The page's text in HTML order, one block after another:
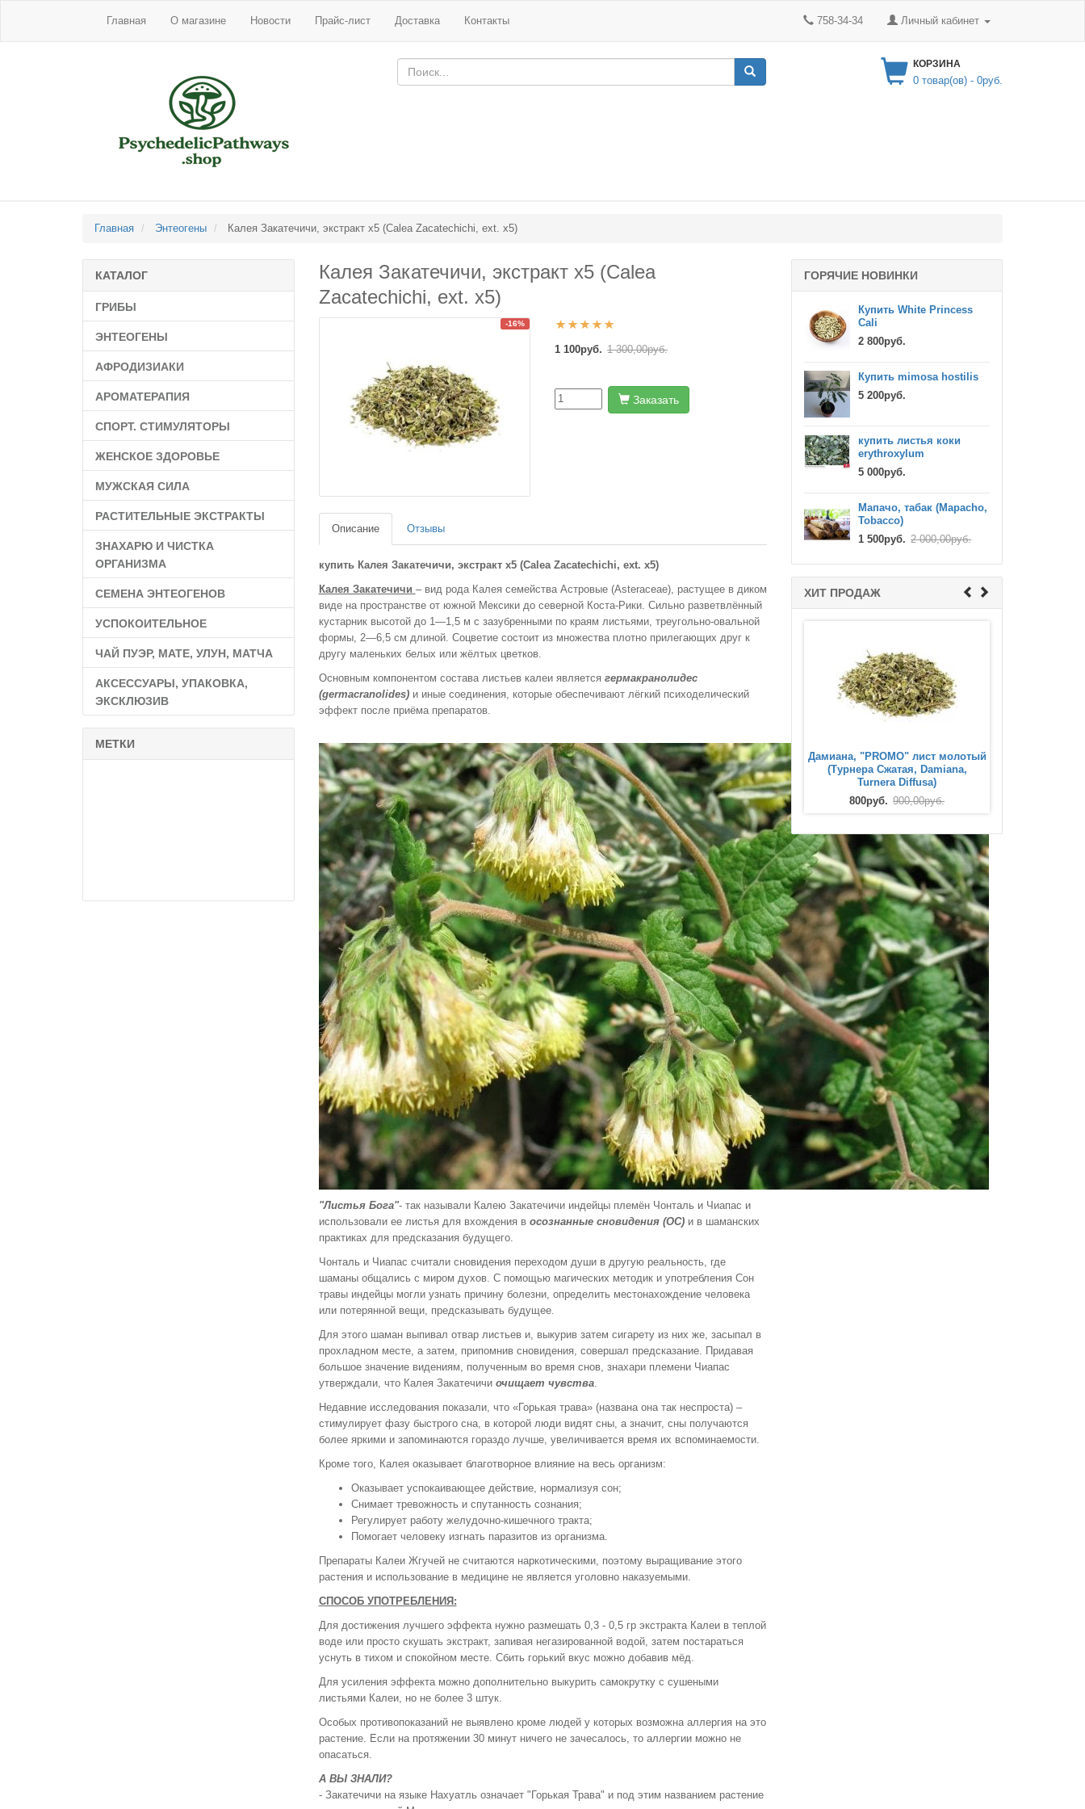
Главная О магазине Новости Прайс-лист Доставка Контакты 758-34-34 Личный кабинет
КОРЗИНА
0 товар(ов) - 0руб.
Главная Энтеогены Калея Закатечичи, экстракт х5 (Calea Zacatechichi, ext. x5)
КАТАЛОГ
ГРИБЫ
ЭНТЕОГЕНЫ
АФРОДИЗИАКИ
АРОМАТЕРАПИЯ
СПОРТ. СТИМУЛЯТОРЫ
ЖЕНСКОЕ ЗДОРОВЬЕ
МУЖСКАЯ СИЛА
РАСТИТЕЛЬНЫЕ ЭКСТРАКТЫ
ЗНАХАРЮ И ЧИСТКА
ОРГАНИЗМА
СЕМЕНА ЭНТЕОГЕНОВ
УСПОКОИТЕЛЬНОЕ
ЧАЙ ПУЭР, МАТЕ, УЛУН, МАТЧА
АКСЕССУАРЫ, УПАКОВКА,
ЭКСКЛЮЗИВ
МЕТКИ
Калея Закатечичи, экстракт х5 (Calea
Zacatechichi, ext. x5)
-16%
1 100руб. 1 300,00руб.
Заказать
Описание Отзывы
купить Калея Закатечичи, экстракт х5 (Calea Zacatechichi, ext. x5)
Калея Закатечичи – вид рода Калея семейства Астровые (Asteraceae), растущее в диком
виде на пространстве от южной Мексики до северной Коста-Рики. Сильно разветвлённый
кустарник высотой до 1—1,5 м с зазубренными по краям листьями, треугольно-овальной
формы, 2—6,5 см длиной. Cоцветие состоит из множества плотно прилегающих друг к
другу маленьких белых или жёлтых цветков.
Основным компонентом состава листьев калеи является гермакранолидес
(germacranolides)и иные соединения, которые обеспечивают лёгкий психоделический
эффект после приёма препаратов.
"Листья Бога"- так называли Калею Закатечичи индейцы племён Чонталь и Чиапас и
использовали ее листья для вхождения в осознанные сновидения (ОС)и в шаманских
практиках для предсказания будущего.
Чонталь и Чиапас считали сновидения переходом души в другую реальность, где
шаманы общались с миром духов. С помощью магических методик и употребления Сон
травы индейцы могли узнать причину болезни, определить местонахождение человека
или потерянной вещи, предсказывать будущее.
Для этого шаман выпивал отвар листьев и, выкурив затем сигарету из них же, засыпал в
прохладном месте, а затем, припомнив сновидения, совершал предсказание. Придавая
большое значение видениям, полученным во время снов, знахари племени Чиапас
утверждали, что Калея Закатечичи очищает чувства.
Недавние исследования показали, что «Горькая трава» (названа она так неспроста) –
стимулирует фазу быстрого сна, в которой люди видят сны, а значит, сны получаются
более яркими и запоминаются гораздо лучше, увеличивается время их вспоминаемости.
Кроме того, Калея оказывает благотворное влияние на весь организм:
Оказывает успокаивающее действие, нормализуя сон;
Снимает тревожность и спутанность сознания;
Регулирует работу желудочно-кишечного тракта;
Помогает человеку изгнать паразитов из организма.
Препараты Калеи Жгучей не считаются наркотическими, поэтому выращивание этого
растения и использование в медицине не является уголовно наказуемыми.
СПОСОБ УПОТРЕБЛЕНИЯ:
Для достижения лучшего эффекта нужно размешать 0,3 - 0,5 гр экстракта Калеи в теплой
воде или просто скушать экстракт, запивая негазированной водой, затем постараться
уснуть в тихом и спокойном месте. Сбить горький вкус можно добавив мёд.
Для усиления эффекта можно дополнительно выкурить самокрутку с сушеными
листьями Калеи, но не более 3 штук.
Особых противопоказаний не выявлено кроме людей у которых возможна аллергия на это
растение. Если на протяжении 30 минут ничего не зачесалось, то аллергии можно не
опасаться.
А ВЫ ЗНАЛИ?
- Закатечичи на языке Нахуатль означает "Горькая Трава" и под этим названием растение
ГОРЯЧИЕ НОВИНКИ
Купить White Princess
Cali
2 800руб.
Купить mimosa hostilis
5 200руб.
купить листья коки
erythroxylum
5 000руб.
Мапачо, табак (Mapacho,
Tobacco)
1 500руб. 2 000,00руб.
ХИТ ПРОДАЖ
Лисички сухие, цельный гриб
600руб. 700,00руб.
Мапачо, табак (Mapacho, Tobacco)
1 500руб. 2 000,00руб.
Дамиана, "PROMO" лист молотый
(Турнера Сжатая, Damiana,
Turnera Diffusa)
800руб. 900,00руб.
Дагга Дикая, Львиный Хвост,
экстракт х20 (Wild Dagga, Leonotis
Leonurus, Lion's Tail)
1 000руб. 1 100,00руб.
Катуаба, измельченная кора
(Trichilia Catigua Juss, Catuaba
Bark)
1 200руб. 1 600,00руб.